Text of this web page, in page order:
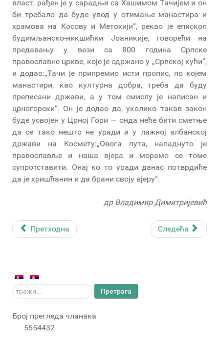
власт, рађен је у сарадњи са Хашимом Тачијем и он
би требало да буде увод у отимање манастира и
храмова на Косову и Метохији“, рекао је епископ
будимљанско-никшићки Јоаникије, говорећи на
предавању у вези са 800 година Српске
православне цркве, које је одржано у „Српској кући“,
и додао:„Тачи је припремио исти пропис, по којем
манастири, као културна добра, треба да буду
преписани држави, а у том смислу је написан и
црногорски“. Он је додао да, уколико такав закон
буде усвојен у Црној Гори — онда неће бити сметње
да се тако нешто не уради и у лажној албанској
држави на Космету:„Овога пута, нападнуто је
православље и наша вјера и морамо се томе
супротставити. Онај ко то уради данас потврдиће
да је хришћанин и да брани своју вјеру“.
др Владимир Димитријевић
Претходна Следећа
тражи... Претрага
Број прегледа чланака
5554432